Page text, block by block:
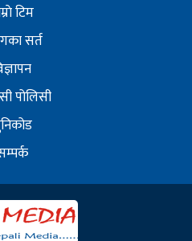
टिम
सर्त
पोलिसी